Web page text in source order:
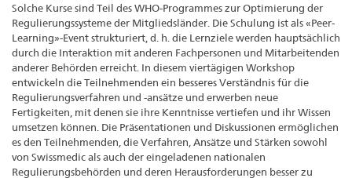
Solche Kurse sind Teil des WHO-Programmes zur Optimierung der
Regulierungssysteme der Mitgliedsländer. Die Schulung ist als «Peer-
Learning»-Event strukturiert, d. h. die Lernziele werden hauptsächlich
durch die Interaktion mit anderen Fachpersonen und Mitarbeitenden
anderer Behörden erreicht. In diesem viertägigen Workshop
entwickeln die Teilnehmenden ein besseres Verständnis für die
Regulierungsverfahren und -ansätze und erwerben neue
Fertigkeiten, mit denen sie ihre Kenntnisse vertiefen und ihr Wissen
umsetzen können. Die Präsentationen und Diskussionen ermöglichen
es den Teilnehmenden, die Verfahren, Ansätze und Stärken sowohl
von Swissmedic als auch der eingeladenen nationalen
Regulierungsbehörden und deren Herausforderungen besser zu